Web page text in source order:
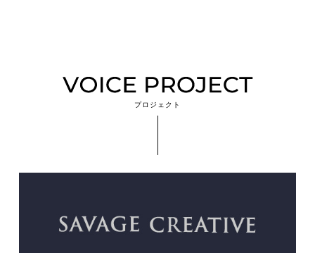
プロジェクト